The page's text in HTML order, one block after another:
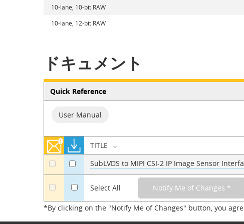
10-lane, 10-bit RAW
10-lane, 12-bit RAW
ドキュメント
Quick Reference
User Manual
TITLE
a Select All
a a SubLVDS to MIPI CSI-2 IP Image Sensor
*By clicking on the "Notify Me of Changes" button, you